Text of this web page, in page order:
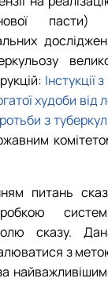
пасти)
Інстукції
худоби від
з
питань
сказу.
з